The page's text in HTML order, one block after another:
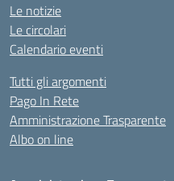
Le notizie
Le circolari
Calendario eventi
Tutti gli argomenti
Pago In Rete
Amministrazione Trasparente
Albo on line